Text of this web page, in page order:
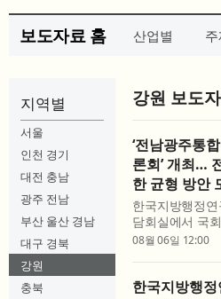
보도자료 홈 산업별
지역별
서울
인천 경기
대전 충남
광주 전남
부산 울산 경남
대구 경북
강원
충북
강원 보도
‘전남광주통
론회’ 개최…
한 균형 방안
한국지방행정
담회실에서 국
준호·정진욱, 대
08월 06일 12:00
한국지방행